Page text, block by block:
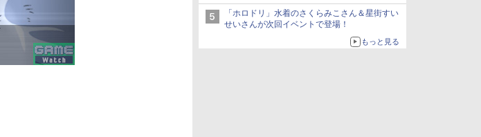
20時から配信
シリーズ累計100タイトルへ
「ホロドリ」水着のさくらみこさん＆星街すい
せいさんが次回イベントで登場！
もっと見る